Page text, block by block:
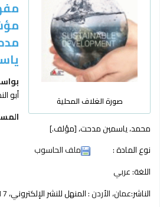
صورة الغلاف المحلية
أبو
محمد، ياسمين مدحت،[مؤلف.]
نوع المادة :
ملف الحاسوب
اللغة:عربي
الناشر:عمان، الأردن :المنهل للنشر الإلكتروني،